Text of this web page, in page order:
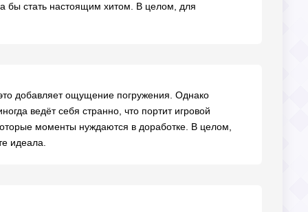
бы стать настоящим хитом. В целом, для
добавляет ощущение погружения. Однако
ведёт себя странно, что портит игровой
моменты нуждаются в доработке. В целом,
идеала.